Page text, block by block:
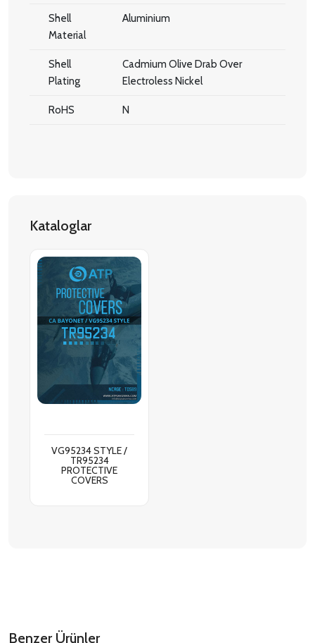
Shell
Material
Aluminium
Shell
Plating
Cadmium Olive Drab Over
Electroless Nickel
RoHS N
Kataloglar
VG95234 STYLE /
TR95234
PROTECTIVE
COVERS
Benzer Ürünler